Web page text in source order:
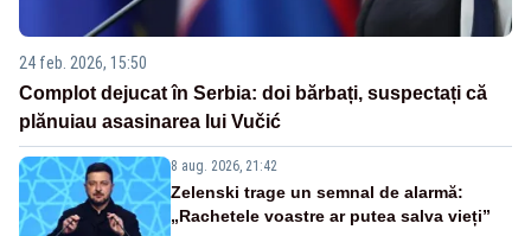
24 feb. 2026, 15:50
Complot dejucat în Serbia: doi bărbați, suspectați că
plănuiau asasinarea lui Vučić
8 aug. 2026, 21:42
Zelenski trage un semnal de alarmă:
„Rachetele voastre ar putea salva vieți”